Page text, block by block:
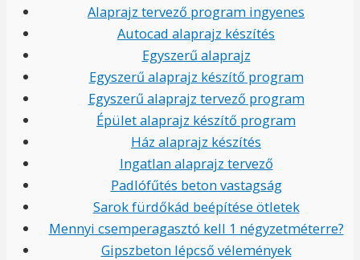
Alaprajz tervező program ingyenes
Autocad alaprajz készítés
Egyszerű alaprajz
Egyszerű alaprajz készítő program
Egyszerű alaprajz tervező program
Épület alaprajz készítő program
Ház alaprajz készítés
Ingatlan alaprajz tervező
Padlófűtés beton vastagság
Sarok fürdőkád beépítése ötletek
Mennyi csemperagasztó kell 1 négyzetméterre?
Gipszbeton lépcső vélemények